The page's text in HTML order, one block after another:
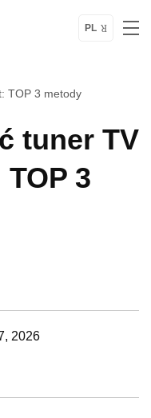
PL
TOP 3 metody
tuner TV
3
2026